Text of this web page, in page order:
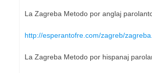
La Zagreba Metodo por anglaj
http://esperantofre.com/zagreb/
La Zagreba Metodo por hispanaj